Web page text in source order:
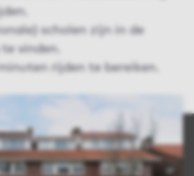
scholen zijn in de
vinden.
rijden te bereiken.